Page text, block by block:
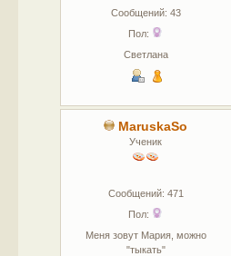
Сообщений: 43
Пол:
Светлана
MaruskaSo
Ученик
Сообщений: 471
Пол:
Меня зовут Мария, можно
"тыкать"